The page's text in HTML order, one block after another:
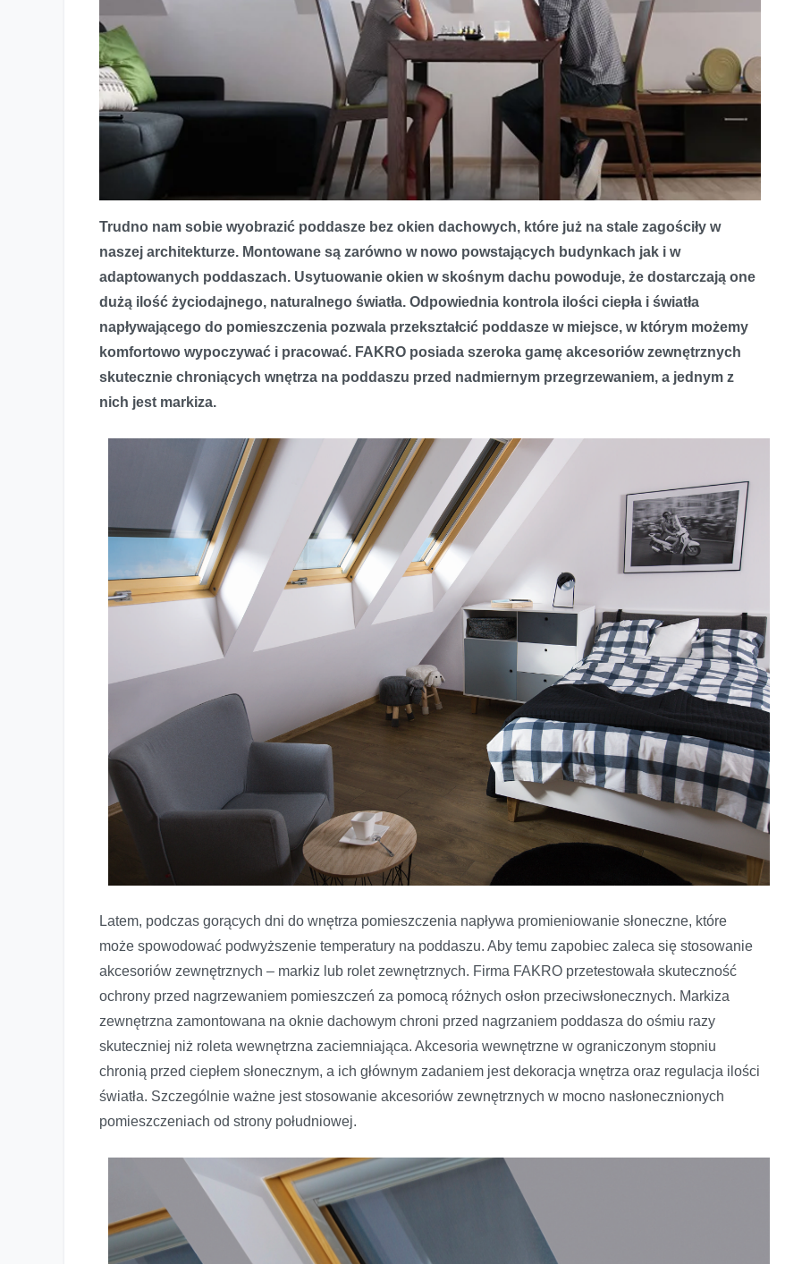
Trudno nam sobie wyobrazić poddasze bez okien dachowych, które już na stale zagościły w
naszej architekturze. Montowane są zarówno w nowo powstających budynkach jak i w
adaptowanych poddaszach. Usytuowanie okien w skośnym dachu powoduje, że dostarczają one
dużą ilość życiodajnego, naturalnego światła. Odpowiednia kontrola ilości ciepła i światła
napływającego do pomieszczenia pozwala przekształcić poddasze w miejsce, w którym możemy
komfortowo wypoczywać i pracować. FAKRO posiada szeroka gamę akcesoriów zewnętrznych
skutecznie chroniących wnętrza na poddaszu przed nadmiernym przegrzewaniem, a jednym z
nich jest markiza.
Latem, podczas gorących dni do wnętrza pomieszczenia napływa promieniowanie słoneczne, które
może spowodować podwyższenie temperatury na poddaszu. Aby temu zapobiec zaleca się stosowanie
akcesoriów zewnętrznych – markiz lub rolet zewnętrznych. Firma FAKRO przetestowała skuteczność
ochrony przed nagrzewaniem pomieszczeń za pomocą różnych osłon przeciwsłonecznych. Markiza
zewnętrzna zamontowana na oknie dachowym chroni przed nagrzaniem poddasza do ośmiu razy
skuteczniej niż roleta wewnętrzna zaciemniająca. Akcesoria wewnętrzne w ograniczonym stopniu
chronią przed ciepłem słonecznym, a ich głównym zadaniem jest dekoracja wnętrza oraz regulacja ilości
światła. Szczególnie ważne jest stosowanie akcesoriów zewnętrznych w mocno nasłonecznionych
pomieszczeniach od strony południowej.